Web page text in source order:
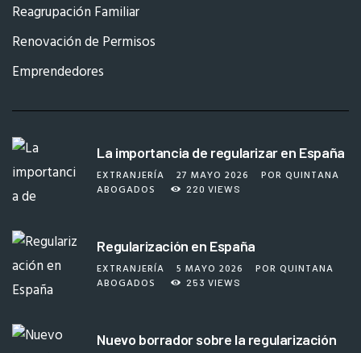
Reagrupación Familiar
Renovación de Permisos
Emprendedores
La importancia de regularizar en España
EXTRANJERÍA 27 MAYO 2026 PORQUINTANA
ABOGADOS
220 VIEWS
Regularización en España
EXTRANJERÍA 5 MAYO 2026 PORQUINTANA
ABOGADOS
253 VIEWS
Nuevo borrador sobre la regularización